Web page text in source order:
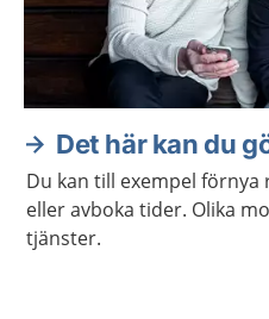
Det här kan du
Du kan till exempel
eller avboka tider. Olika
tjänster.